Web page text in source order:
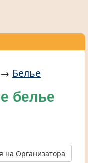
→ Белье
белье
на Организатора